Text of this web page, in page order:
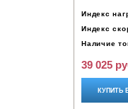
Индекс
Индекс
Наличие
39 025
КУПИТЬ